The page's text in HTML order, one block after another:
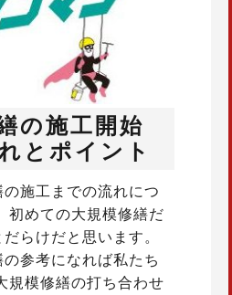
の施工開始
とポイント
施工までの流れにつ
初めての大規模修繕だ
らけだと思います。
参考になれば私たち
規模修繕の打ち合わせ